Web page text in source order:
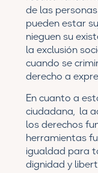
de las
pueden estar
nieguen su
la exclusión
cuando se
derecho a
En cuanto a
ciudadana, la
los derechos
herramientas
igualdad para
dignidad y